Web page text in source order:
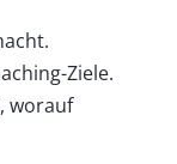
Ziele.
worauf